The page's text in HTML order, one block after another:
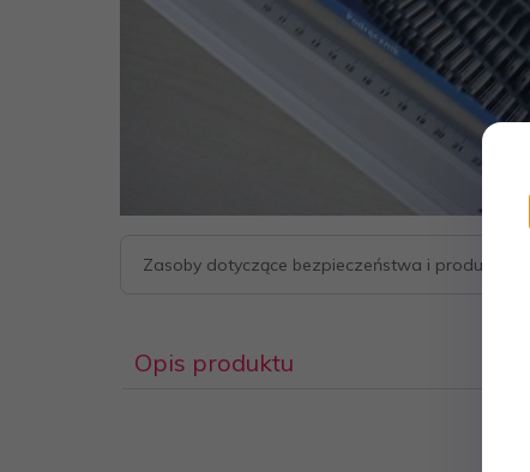
Zasoby dotyczące bezpieczeństwa i produktów
Opis produktu